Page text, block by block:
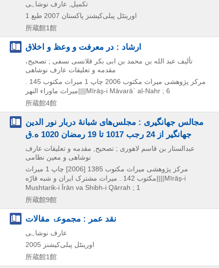
تکمیل, عارف نوشاہی
اورینٹل پبلی‌کیشنز پاکستان 2007 طبع 1
所蔵館1館
ارشاد : در معرفت و وعظ و اخلاق
تألیف عبد الله بن محمد بن ابی بکر قلانسی نسفی ; تصحیح،
مقدمه و تعلیقات عارف نوشاهی
مرکز پژوهشی میراث مکتوب 2006 چاپ 1
ميراث ماوراء النهر||||Mīrās̱-i Māvarāʾ al-Nahr ; 6
所蔵館4館
مجالس جهانگیری : مجلس‌‌های شبانۀ دربار نور الدین
جهانگیر از 24 رجب 1017 تا 19 رمضان 1020 ه.ق
عبدالستار بن قاسم لاهوری ; تصحیح, مقدمه و تعلیقات عارف
نوشاهی و معین نظامی
مرکز پژوهشی میراث مکتوب 1385 [2006] چاپ 1
ميراث
مکتوب 142 . میراث مشترک ایران و شبه قارّه||||Mīrās̱-i
Mushtarik-i Īrān va Shibh-i Qārrah ; 1
所蔵館9館
نقد عمر : مجموعۂ مقالات
عارف نوشاہی
اورینٹل پبلی‌کیشنز 2005
所蔵館1館